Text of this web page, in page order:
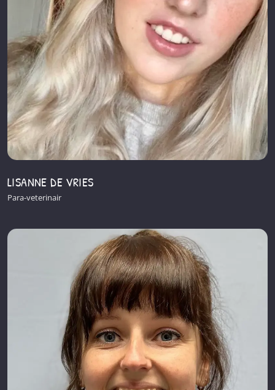
LISANNE DE VRIES
Para-veterinair